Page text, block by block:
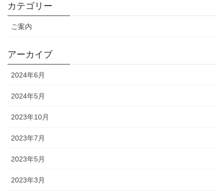
カテゴリー
ご案内
アーカイブ
2024年6月
2024年5月
2023年10月
2023年7月
2023年5月
2023年3月